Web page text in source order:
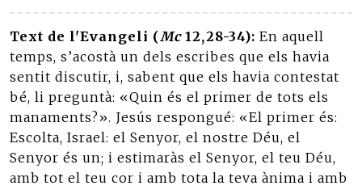
Text de l'Evangeli (Mc12,28-34): En aquell
temps, s’acostà un dels escribes que els havia
sentit discutir, i, sabent que els havia contestat
bé, li preguntà: «Quin és el primer de tots els
manaments?». Jesús respongué: «El primer és:
Escolta, Israel: el Senyor, el nostre Déu, el
Senyor és un; i estimaràs el Senyor, el teu Déu,
amb tot el teu cor i amb tota la teva ànima i amb